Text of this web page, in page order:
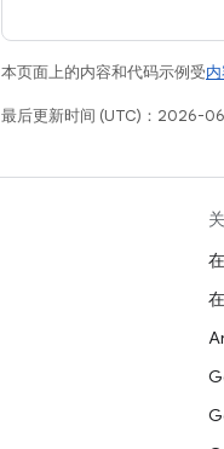
本页面上的内容和代码示例受
最后更新时间 (UTC)：2026-